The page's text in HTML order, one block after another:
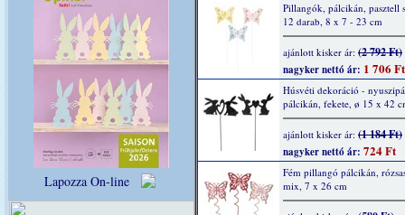
Lapozza On-line
Pillangók, pálcikán, pasztell
12 darab, 8 x 7 - 23 cm
ajánlott kisker ár: (2 792 Ft)
nagyker nettó ár: 1 706 Ft
Húsvéti dekoráció -
pálcikán, fekete, ø 15 x 42
ajánlott kisker ár: (1 184 Ft)
nagyker nettó ár: 724 Ft
Fém pillangó pálcikán,
mix, 7 x 26 cm